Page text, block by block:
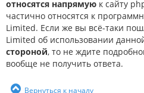
относятся напрямую к сайту
частично относятся к
Limited. Если же вы всё-таки
Limited об использовании
стороной, то не ждите
вообще не получить ответа.
Вернуться к началу